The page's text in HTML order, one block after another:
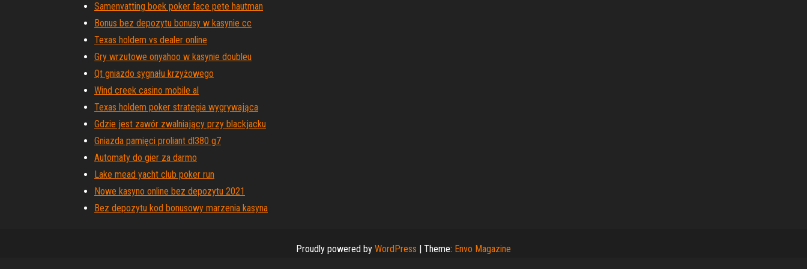
Samenvatting boek poker face pete hautman
Bonus bez depozytu bonusy w kasynie cc
Texas holdem vs dealer online
Gry wrzutowe onyahoo w kasynie doubleu
Qt gniazdo sygnału krzyżowego
Wind creek casino mobile al
Texas holdem poker strategia wygrywająca
Gdzie jest zawór zwalniający przy blackjacku
Gniazda pamięci proliant dl380 g7
Automaty do gier za darmo
Lake mead yacht club poker run
Nowe kasyno online bez depozytu 2021
Bez depozytu kod bonusowy marzenia kasyna
Proudly powered by WordPress | Theme: Envo Magazine